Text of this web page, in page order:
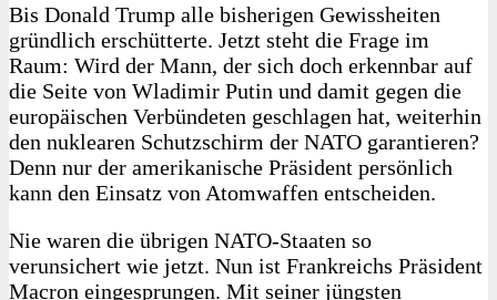
Bis Donald Trump alle bisherigen Gewissheiten
gründlich erschütterte. Jetzt steht die Frage im
Raum: Wird der Mann, der sich doch erkennbar auf
die Seite von Wladimir Putin und damit gegen die
europäischen Verbündeten geschlagen hat, weiterhin
den nuklearen Schutzschirm der NATO garantieren?
Denn nur der amerikanische Präsident persönlich
kann den Einsatz von Atomwaffen entscheiden.
Nie waren die übrigen NATO-Staaten so
verunsichert wie jetzt. Nun ist Frankreichs Präsident
Macron eingesprungen. Mit seiner jüngsten